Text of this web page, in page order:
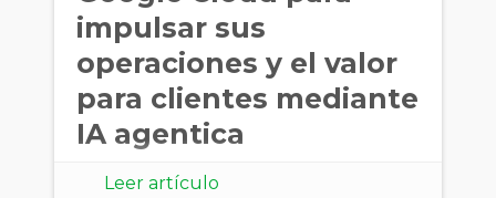
impulsar sus
operaciones y el valor
para clientes mediante
IA agentica
Leer artículo